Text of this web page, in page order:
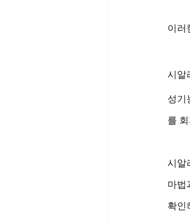
이러
시알
성기
를
시알
마법
확인